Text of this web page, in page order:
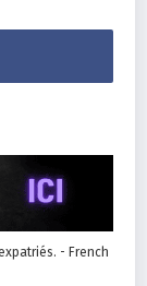
- French